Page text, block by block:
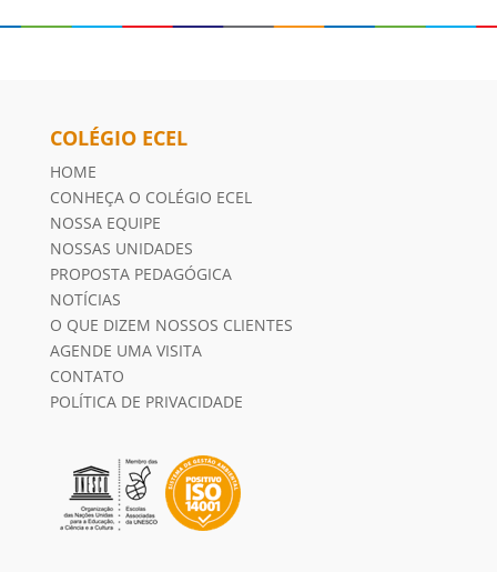
COLÉGIO ECEL
HOME
CONHEÇA O COLÉGIO ECEL
NOSSA EQUIPE
NOSSAS UNIDADES
PROPOSTA PEDAGÓGICA
NOTÍCIAS
O QUE DIZEM NOSSOS CLIENTES
AGENDE UMA VISITA
CONTATO
POLÍTICA DE PRIVACIDADE